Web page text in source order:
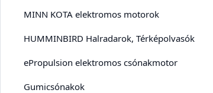
MINN KOTA elektromos motorok
HUMMINBIRD Halradarok, Térképolvasók
ePropulsion elektromos csónakmotor
Gumicsónakok